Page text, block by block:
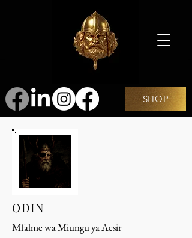
SHOP
ODIN
Mfalme wa Miungu ya Aesir